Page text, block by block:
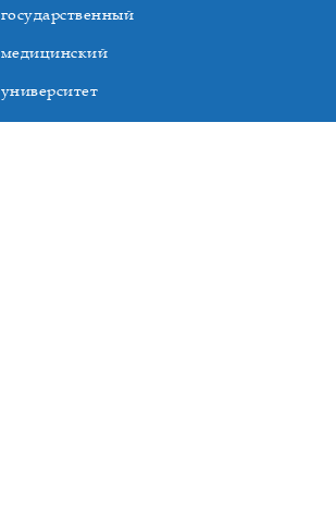
государственный
медицинский
университет